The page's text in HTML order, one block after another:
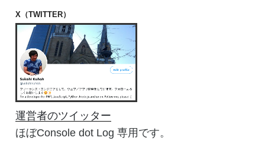
X（TWITTER）
運営者のツイッター
ほぼConsole dot Log 専用です。